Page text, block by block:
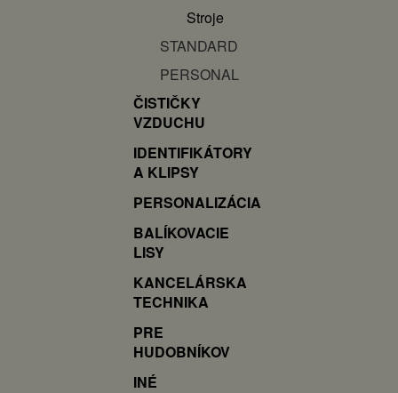
Stroje
STANDARD
PERSONAL
ČISTIČKY
VZDUCHU
IDENTIFIKÁTORY
A KLIPSY
PERSONALIZÁCIA
BALÍKOVACIE
LISY
KANCELÁRSKA
TECHNIKA
PRE
HUDOBNÍKOV
INÉ